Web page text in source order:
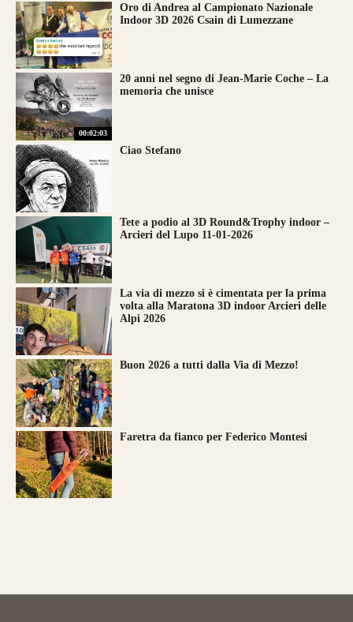
Oro di Andrea al Campionato Nazionale
Indoor 3D 2026 Csain di Lumezzane
00:02:03
20 anni nel segno di Jean-Marie Coche – La
memoria che unisce
Ciao Stefano
Tete a podio al 3D Round&Trophy indoor –
Arcieri del Lupo 11-01-2026
La via di mezzo si è cimentata per la prima
volta alla Maratona 3D indoor Arcieri delle
Alpi 2026
Buon 2026 a tutti dalla Via di Mezzo!
Faretra da fianco per Federico Montesi